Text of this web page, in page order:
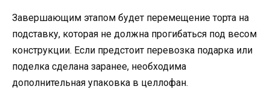
Завершающим этапом будет перемещение торта на
подставку, которая не должна прогибаться под весом
конструкции. Если предстоит перевозка подарка или
поделка сделана заранее, необходима
дополнительная упаковка в целлофан.